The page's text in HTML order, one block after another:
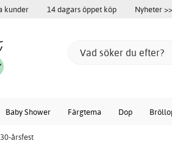
kunder 14 dagars öppet köp Nyheter >>
Baby Shower Färgtema Dop
30-årsfest